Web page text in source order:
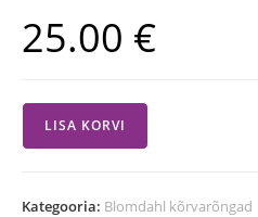
25.00 €
LISA KORVI
Kategooria: Blomdahl kõrvarõngad